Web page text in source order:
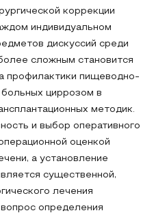
коррекции
индивидуальном
дискуссий среди
сложным становится
профилактики пищеводно-
циррозом в
методик.
и выбор оперативного
оценкой
а установление
существенной,
лечения
определения